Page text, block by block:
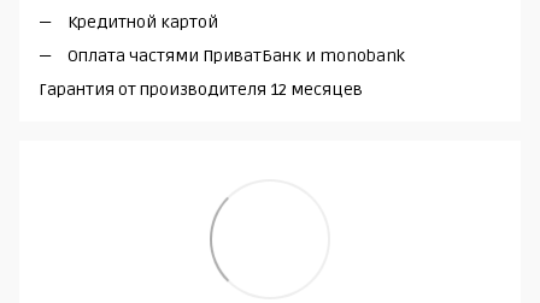
Кредитной картой
Оплата частями ПриватБанк и monobank
Гарантия от производителя 12 месяцев